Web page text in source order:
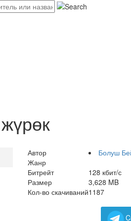
Автор
Болуш
Жанр
Битрейт
128 кбит/с
Размер
3,628 MB
Кол-во скачиваний1187